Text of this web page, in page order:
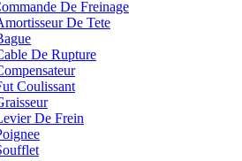
De Freinage
De Tete
De Rupture
Coulissant
De Frein